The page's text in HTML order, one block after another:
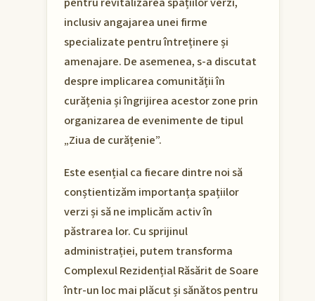
inclusiv angajarea unei firme
specializate pentru întreținere și
amenajare. De asemenea, s-a discutat
despre implicarea comunității în
curățenia și îngrijirea acestor zone prin
organizarea de evenimente de tipul
„Ziua de curățenie”.
Este esențial ca fiecare dintre noi să
conștientizăm importanța spațiilor
verzi și să ne implicăm activ în
păstrarea lor. Cu sprijinul
administrației, putem transforma
Complexul Rezidențial Răsărit de Soare
într-un loc mai plăcut și sănătos pentru